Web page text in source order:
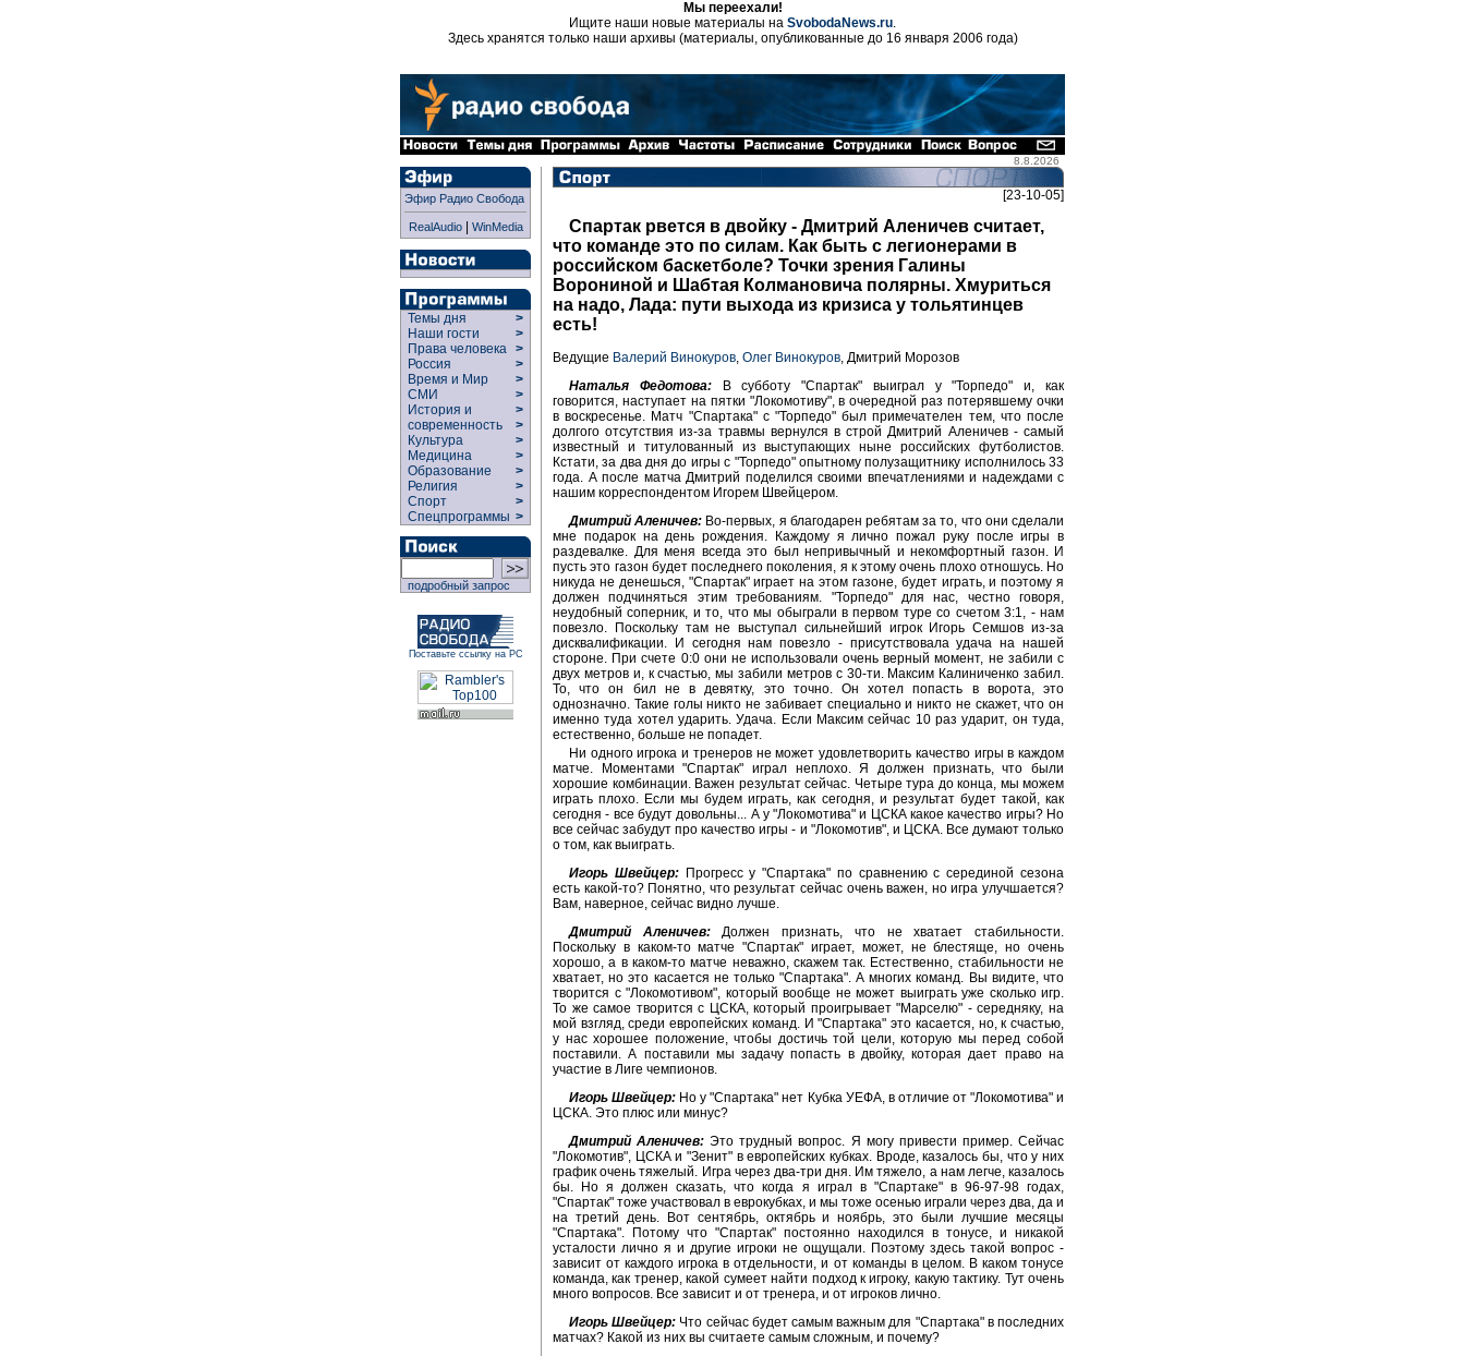
Мы переехали!
Ищите наши новые материалы на SvobodaNews.ru.
Здесь хранятся только наши архивы (материалы, опубликованные до 16 января 2006 года)
8.8.2026
Эфир Радио Свобода
RealAudio| WinMedia
Темы дня
>
Наши гости
>
Права человека >
Россия
>
Время и Мир
>
СМИ
>
История и
современность
>
>
Культура
>
Медицина
>
Образование
>
Религия
>
Спорт
>
Спецпрограммы >
подробный запрос
Поставьте ссылку на РС
[23-10-05]
Спартак рвется в двойку - Дмитрий Аленичев считает,
что команде это по силам. Как быть с легионерами в
российском баскетболе? Точки зрения Галины
Ворониной и Шабтая Колмановича полярны. Хмуриться
на надо, Лада: пути выхода из кризиса у тольятинцев
есть!
Ведущие Валерий Винокуров Олег Винокуров , Дмитрий Морозов
Наталья Федотова:В субботу "Спартак" выиграл у "Торпедо" и, как
говорится, наступает на пятки "Локомотиву", в очередной раз потерявшему очки
в воскресенье. Матч "Спартака" с "Торпедо" был примечателен тем, что после
долгого отсутствия из-за травмы вернулся в строй Дмитрий Аленичев - самый
известный и титулованный из выступающих ныне российских футболистов.
Кстати, за два дня до игры с "Торпедо" опытному полузащитнику исполнилось 33
года. А после матча Дмитрий поделился своими впечатлениями и надеждами с
нашим корреспондентом Игорем Швейцером.
Дмитрий Аленичев: Во-первых, я благодарен ребятам за то, что они сделали
мне подарок на день рождения. Каждому я лично пожал руку после игры в
раздевалке. Для меня всегда это был непривычный и некомфортный газон. И
пусть это газон будет последнего поколения, я к этому очень плохо отношусь. Но
никуда не денешься, "Спартак" играет на этом газоне, будет играть, и поэтому я
должен подчиняться этим требованиям. "Торпедо" для нас, честно говоря,
неудобный соперник, и то, что мы обыграли в первом туре со счетом 3:1, - нам
повезло. Поскольку там не выступал сильнейший игрок Игорь Семшов из-за
дисквалификации. И сегодня нам повезло - присутствовала удача на нашей
стороне. При счете 0:0 они не использовали очень верный момент, не забили с
двух метров и, к счастью, мы забили метров с 30-ти. Максим Калиниченко забил.
То, что он бил не в девятку, это точно. Он хотел попасть в ворота, это
однозначно. Такие голы никто не забивает специально и никто не скажет, что он
именно туда хотел ударить. Удача. Если Максим сейчас 10 раз ударит, он туда,
естественно, больше не попадет.
Ни одного игрока и тренеров не может удовлетворить качество игры в каждом
матче. Моментами "Спартак" играл неплохо. Я должен признать, что были
хорошие комбинации. Важен результат сейчас. Четыре тура до конца, мы можем
играть плохо. Если мы будем играть, как сегодня, и результат будет такой, как
сегодня - все будут довольны... А у "Локомотива" и ЦСКА какое качество игры? Но
все сейчас забудут про качество игры - и "Локомотив", и ЦСКА. Все думают только
о том, как выиграть.
Игорь Швейцер:Прогресс у "Спартака" по сравнению с серединой сезона
есть какой-то? Понятно, что результат сейчас очень важен, но игра улучшается?
Вам, наверное, сейчас видно лучше.
Дмитрий Аленичев:Должен признать, что не хватает стабильности.
Поскольку в каком-то матче "Спартак" играет, может, не блестяще, но очень
хорошо, а в каком-то матче неважно, скажем так. Естественно, стабильности не
хватает, но это касается не только "Спартака". А многих команд. Вы видите, что
творится с "Локомотивом", который вообще не может выиграть уже сколько игр.
То же самое творится с ЦСКА, который проигрывает "Марселю" - середняку, на
мой взгляд, среди европейских команд. И "Спартака" это касается, но, к счастью,
у нас хорошее положение, чтобы достичь той цели, которую мы перед собой
поставили. А поставили мы задачу попасть в двойку, которая дает право на
участие в Лиге чемпионов.
Игорь Швейцер: Но у "Спартака" нет Кубка УЕФА, в отличие от "Локомотива" и
ЦСКА. Это плюс или минус?
Дмитрий Аленичев: Это трудный вопрос. Я могу привести пример. Сейчас
"Локомотив", ЦСКА и "Зенит" в европейских кубках. Вроде, казалось бы, что у них
график очень тяжелый. Игра через два-три дня. Им тяжело, а нам легче, казалось
бы. Но я должен сказать, что когда я играл в "Спартаке" в 96-97-98 годах,
"Спартак" тоже участвовал в еврокубках, и мы тоже осенью играли через два, да и
на третий день. Вот сентябрь, октябрь и ноябрь, это были лучшие месяцы
"Спартака". Потому что "Спартак" постоянно находился в тонусе, и никакой
усталости лично я и другие игроки не ощущали. Поэтому здесь такой вопрос -
зависит от каждого игрока в отдельности, и от команды в целом. В каком тонусе
команда, как тренер, какой сумеет найти подход к игроку, какую тактику. Тут очень
много вопросов. Все зависит и от тренера, и от игроков лично.
Игорь Швейцер: Что сейчас будет самым важным для "Спартака" в последних
матчах? Какой из них вы считаете самым сложным, и почему?